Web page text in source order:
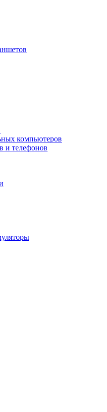
компьютеров
и телефонов